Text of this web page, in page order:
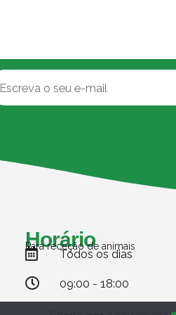
Horário
Para receção de animais
Todos os dias
09:00 - 18:00